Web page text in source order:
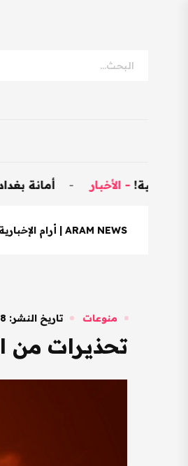
أمانة بغداد: تحويل سوق -
ARAM NEWS | أرام الإخبارية
منوعات تاريخ النشر: 18 يوليو 2023 | الساعة: 12:56 مساءً
تحذيــرات